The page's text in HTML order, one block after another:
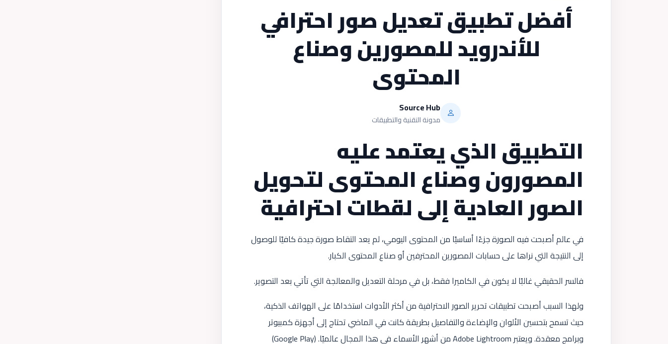
أفضل تطبيق تعديل صور احترافي
للأندرويد للمصورين وصناع
المحتوى
Source Hub
مدونة التقنية والتطبيقات
التطبيق الذي يعتمد عليه
المصورون وصناع المحتوى لتحويل
الصور العادية إلى لقطات احترافية
في عالم أصبحت فيه الصورة جزءًا أساسيًا من المحتوى اليومي، لم يعد التقاط صورة جيدة كافيًا للوصول
إلى النتيجة التي نراها على حسابات المصورين المحترفين أو صناع المحتوى الكبار.
فالسر الحقيقي غالبًا لا يكون في الكاميرا فقط، بل في مرحلة التعديل والمعالجة التي تأتي بعد التصوير.
ولهذا السبب أصبحت تطبيقات تحرير الصور الاحترافية من أكثر الأدوات استخدامًا على الهواتف الذكية،
حيث تسمح بتحسين الألوان والإضاءة والتفاصيل بطريقة كانت في الماضي تحتاج إلى أجهزة كمبيوتر
وبرامج معقدة. ويعتبر Adobe Lightroom من أشهر الأسماء في هذا المجال عالميًا. (
Google Play
)